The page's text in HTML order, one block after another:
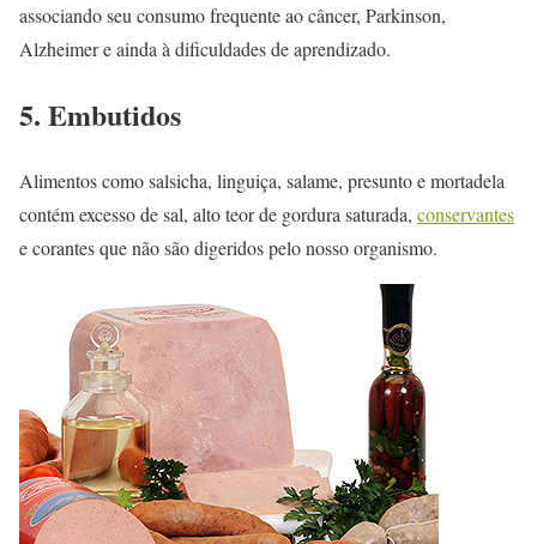
associando seu consumo frequente ao câncer, Parkinson,
Alzheimer e ainda à dificuldades de aprendizado.
5. Embutidos
Alimentos como salsicha, linguiça, salame, presunto e mortadela
contém excesso de sal, alto teor de gordura saturada, conservantes
e corantes que não são digeridos pelo nosso organismo.